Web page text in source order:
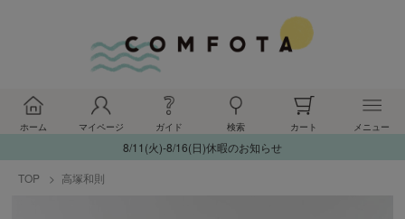
ホーム マイページ ガイド 検索 カート メニュー
8/11(火)-8/16(日)休暇のお知らせ
TOP
高塚和則